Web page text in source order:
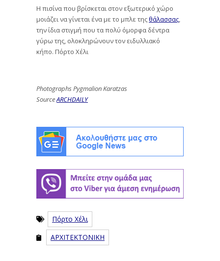
Η πισίνα που βρίσκεται στον εξωτερικό χώρο
μοιάζει να γίνεται ένα με το μπλε τηςθάλασσας,
την ίδια στιγμή που τα πολύ όμορφα δέντρα
γύρω της, ολοκληρώνουν τον ειδυλλιακό
κήπο. Πόρτο Χέλι
Photographs Pygmalion Karatzas
SourceARCHDAILY
Πόρτο Χέλι
ΑΡΧΙΤΕΚΤΟΝΙΚΗ